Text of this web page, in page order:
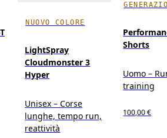
NUOVO COLORE
LightSpray
Cloudmonster 3
Hyper
Unisex – Corse
lunghe, tempo run,
reattività
Shorts
Uomo –
training
100,00 €